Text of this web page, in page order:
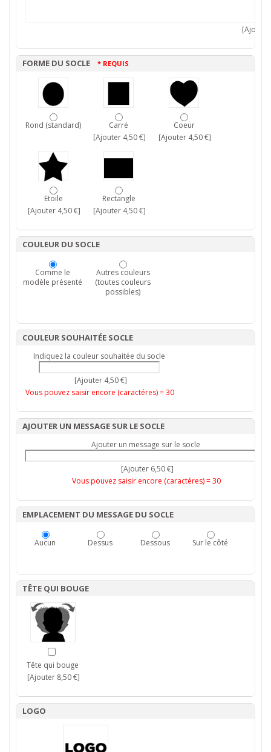
FORME DU SOCLE * REQUIS
Rond (standard)
Carré
[Ajouter 4,50 €]
Coeur
[Ajouter 4,50 €]
Etoile
[Ajouter 4,50 €]
Rectangle
[Ajouter 4,50 €]
COULEUR DU SOCLE
Comme le
modèle présenté
Autres couleurs
(toutes couleurs
possibles)
COULEUR SOUHAITÉE SOCLE
Indiquez la couleur souhaitée du socle
[Ajouter 4,50 €]
Vous pouvez saisir encore (caractéres) =30
AJOUTER UN MESSAGE SUR LE SOCLE
Ajouter un message sur le socle
[Ajouter 6,50 €]
Vous pouvez saisir encore (caractéres) =30
EMPLACEMENT DU MESSAGE DU SOCLE
Aucun Dessus Dessous Sur le côté
TÊTE QUI BOUGE
Tête qui bouge
[Ajouter 8,50 €]
LOGO